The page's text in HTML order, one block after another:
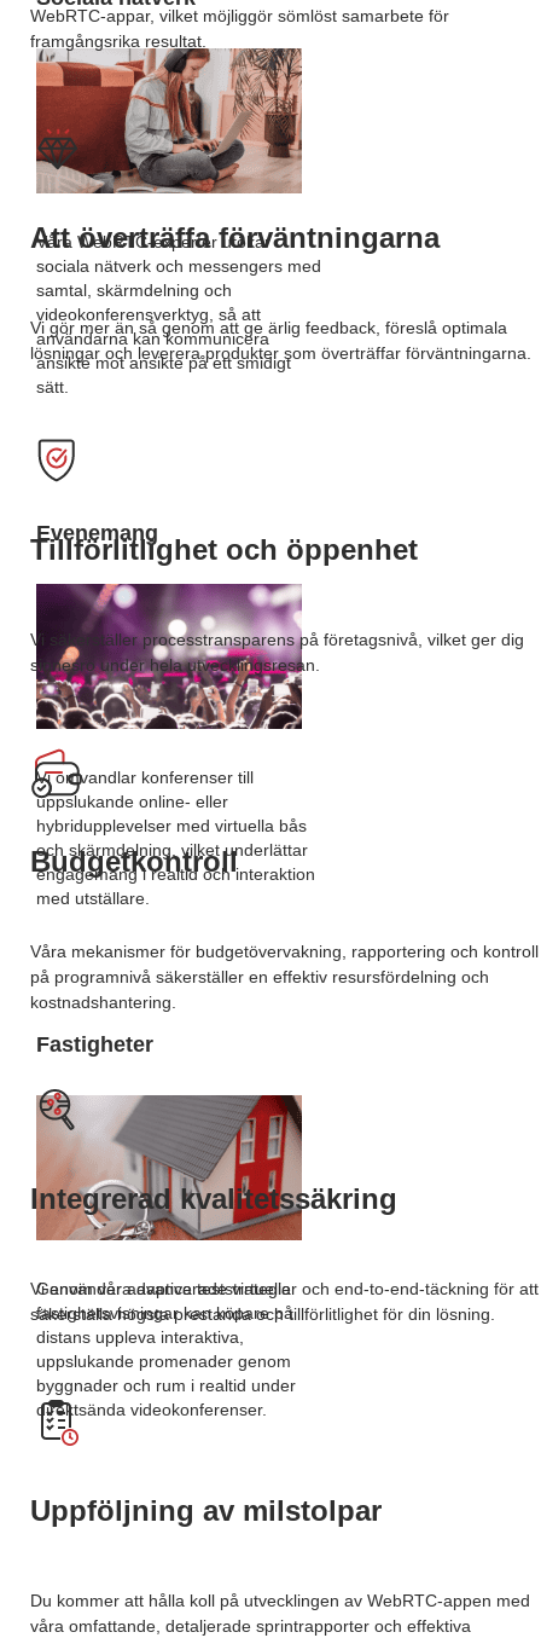
Våra WebRTC-experter utökar
sociala nätverk och messengers med
samtal, skärmdelning och
videokonferensverktyg, så att
användarna kan kommunicera
ansikte mot ansikte på ett smidigt
sätt.
Evenemang
Vi omvandlar konferenser till
uppslukande online- eller
hybridupplevelser med virtuella bås
och skärmdelning, vilket underlättar
engagemang i realtid och interaktion
med utställare.
Fastigheter
Genom våra avancerade virtuella
fastighetsvisningar kan köpare på
distans uppleva interaktiva,
uppslukande promenader genom
byggnader och rum i realtid under
direktsända videokonferenser.
WebRTC-appar, vilket möjliggör sömlöst samarbete för
framgångsrika resultat.
Att överträffa förväntningarna
Vi gör mer än så genom att ge ärlig feedback, föreslå optimala
lösningar och leverera produkter som överträffar förväntningarna.
Tillförlitlighet och öppenhet
Vi säkerställer processtransparens på företagsnivå, vilket ger dig
sinnesro under hela utvecklingsresan.
Budgetkontroll
Våra mekanismer för budgetövervakning, rapportering och kontroll
på programnivå säkerställer en effektiv resursfördelning och
kostnadshantering.
Integrerad kvalitetssäkring
Vi använder adaptiva teststrategier och end-to-end-täckning för att
säkerställa högsta prestanda och tillförlitlighet för din lösning.
Uppföljning av milstolpar
Du kommer att hålla koll på utvecklingen av WebRTC-appen med
våra omfattande, detaljerade sprintrapporter och effektiva